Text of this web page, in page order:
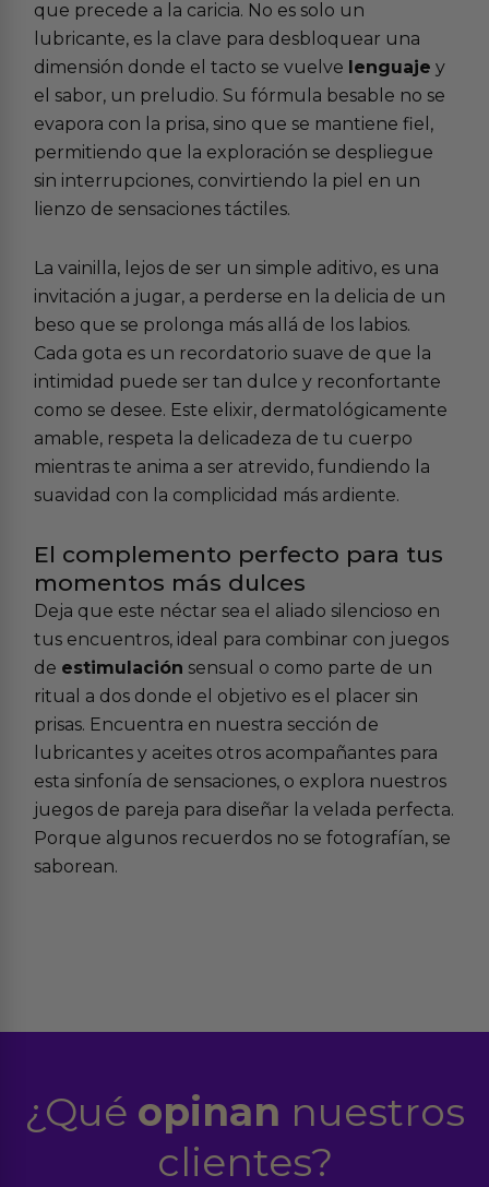
que precede a la caricia. No es solo un
lubricante, es la clave para desbloquear una
dimensión donde el tacto se vuelve lenguaje y
el sabor, un preludio. Su fórmula besable no se
evapora con la prisa, sino que se mantiene fiel,
permitiendo que la exploración se despliegue
sin interrupciones, convirtiendo la piel en un
lienzo de sensaciones táctiles.
La vainilla, lejos de ser un simple aditivo, es una
invitación a jugar, a perderse en la delicia de un
beso que se prolonga más allá de los labios.
Cada gota es un recordatorio suave de que la
intimidad puede ser tan dulce y reconfortante
como se desee. Este elixir, dermatológicamente
amable, respeta la delicadeza de tu cuerpo
mientras te anima a ser atrevido, fundiendo la
suavidad con la complicidad más ardiente.
El complemento perfecto para tus
momentos más dulces
Deja que este néctar sea el aliado silencioso en
tus encuentros, ideal para combinar con juegos
de estimulación sensual o como parte de un
ritual a dos donde el objetivo es el placer sin
prisas. Encuentra en nuestra sección de
lubricantes y aceites otros acompañantes para
esta sinfonía de sensaciones, o explora nuestros
juegos de pareja para diseñar la velada perfecta.
Porque algunos recuerdos no se fotografían, se
saborean.
¿Qué opinan nuestros
clientes?